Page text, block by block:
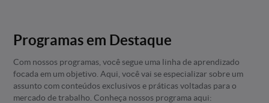
Programas em Destaque
Com nossos programas, você segue uma linha de aprendizado
focada em um objetivo. Aqui, você vai se especializar sobre um
assunto com conteúdos exclusivos e práticas voltadas para o
mercado de trabalho. Conheça nossos programa aqui: